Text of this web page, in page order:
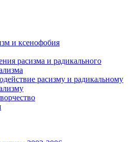
и ксенофобия
расизма и радикального
расизму и радикальному